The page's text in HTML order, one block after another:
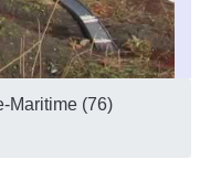
Maritime (76)